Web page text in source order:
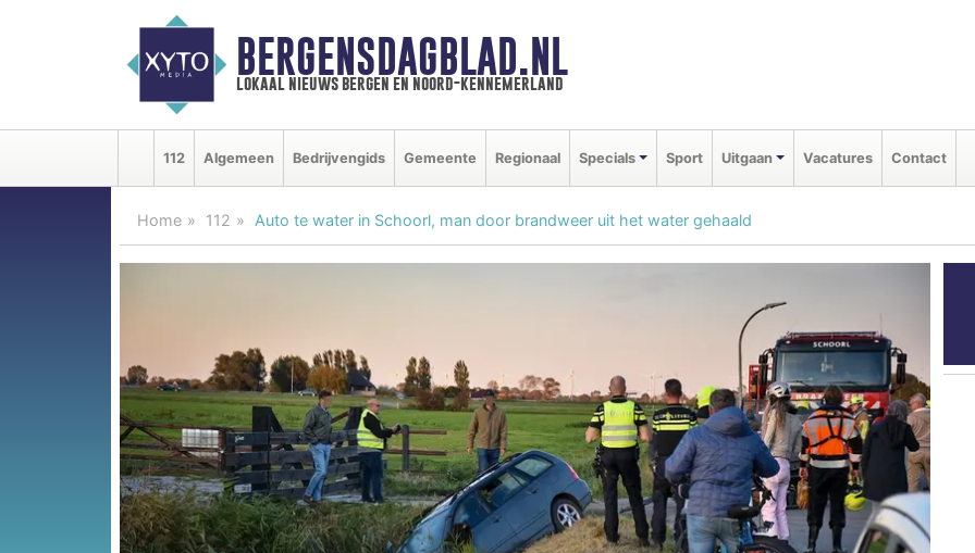
BERGENSDAGBLAD.NL
lokaal nieuws bergen en noord-kennemerland
112 Algemeen Bedrijvengids Gemeente Regionaal Specials Sport Uitgaan Vacatures Contact
Home 112 Auto te water in Schoorl, man door brandweer uit het water gehaald